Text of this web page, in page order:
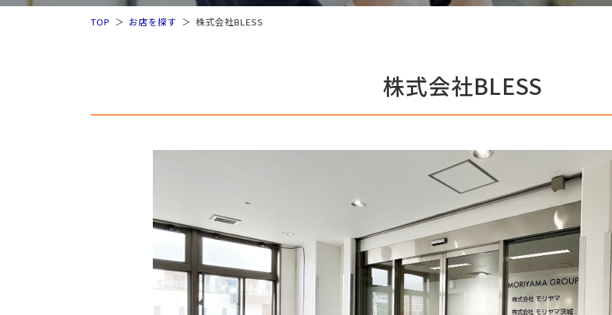
TOP お店を探す 株式会社BLESS
株式会社BLESS